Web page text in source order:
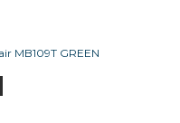
MB109T GREEN